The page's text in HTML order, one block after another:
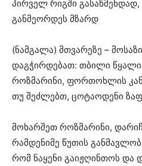
პირველ რიგში
განმეორდეს მზარდ
(ნამგალა) მთვარეზე –
დაგჭირდებათ: თბილი
როზმარინი, ფორთოხლის
თუ შეძლებთ, ცოტაოდენი
მოხარშეთ როზმარინი,
რამდენიმე წუთის
რომ ნაყენი გაიჟღინთოს და